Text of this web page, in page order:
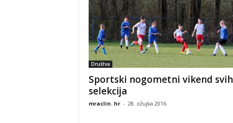
Društva
Sportski nogometni vikend svih
selekcija
mraclin. hr - 28. ožujka 2016.